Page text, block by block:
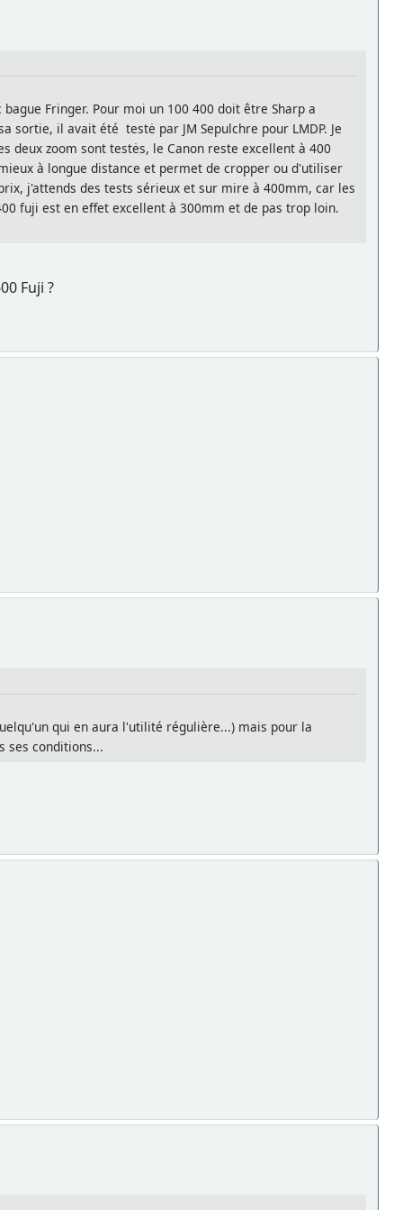
Fringer. Pour moi un 100 400 doit être Sharp a
sortie, il avait été testė par JM Sepulchre pour LMDP. Je
deux zoom sont testės, le Canon reste excellent à 400
à longue distance et permet de cropper ou d'utiliser
j'attends des tests sérieux et sur mire à 400mm, car les
fuji est en effet excellent à 300mm et de pas trop loin.
Fuji ?
qui en aura l'utilité régulière...) mais pour la
ses conditions...